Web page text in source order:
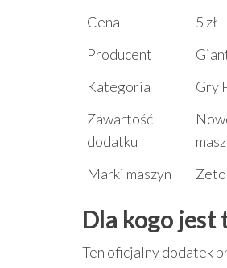
Cena
5 zł
Producent
Kategoria
Gry
Zawartość
dodatku
Marki maszyn
Dla kogo jest
Ten oficjalny dodatek